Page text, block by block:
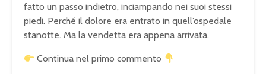
fatto un passo indietro, inciampando nei suoi stessi
piedi. Perché il dolore era entrato in quell’ospedale
stanotte. Ma la vendetta era appena arrivata.
Continua nel primo commento